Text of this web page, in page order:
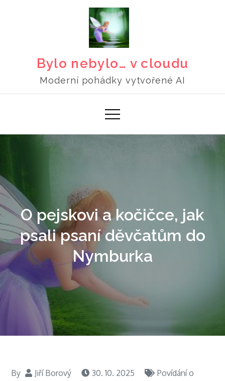
Bylo nebylo… v cloudu
Moderní pohádky vytvořené AI
O pejskovi a kočičce, jak
psali psaní děvčatům do
Nymburka
By Jiří Borový 30. 10. 2025
Povídání o